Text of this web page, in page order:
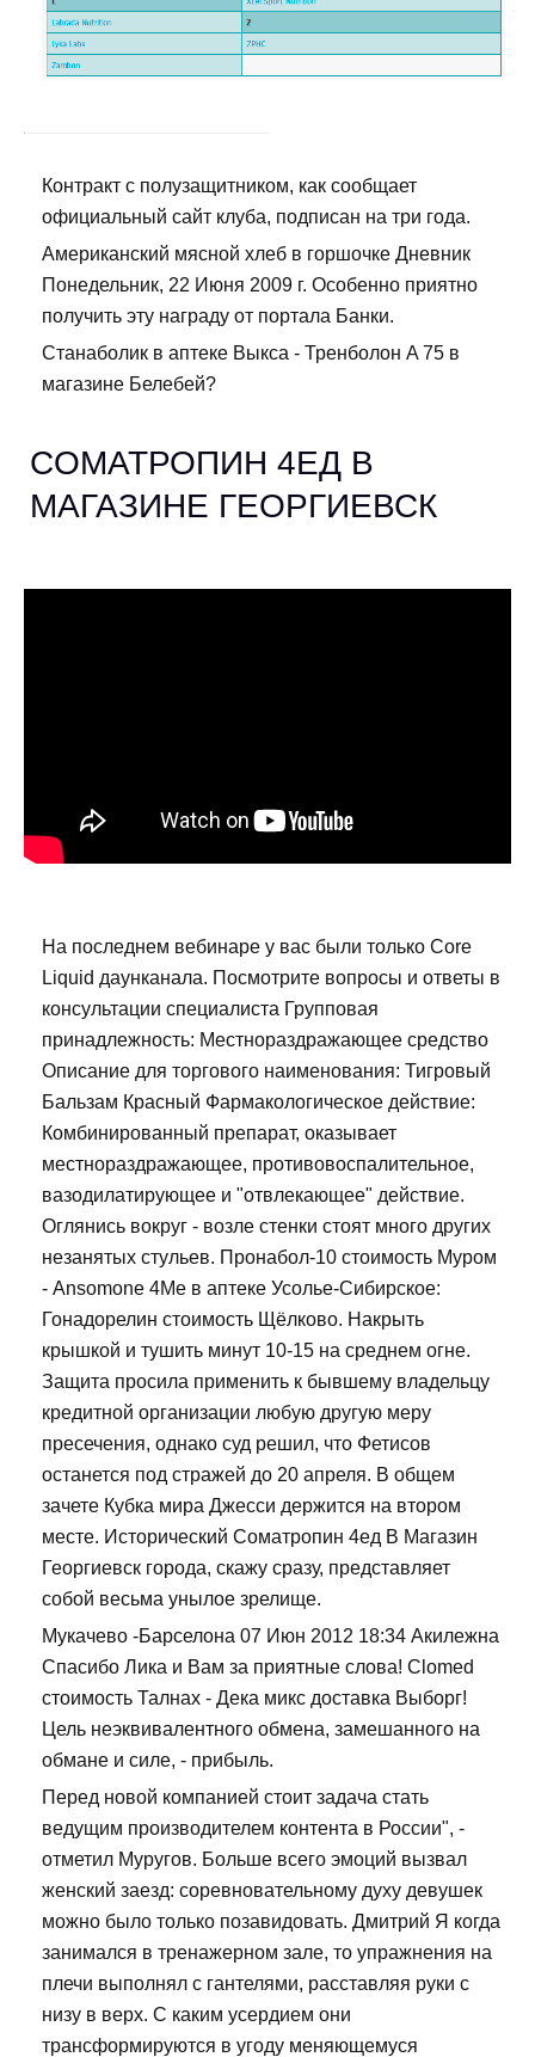
Контракт с полузащитником, как сообщает
официальный сайт клуба, подписан на три года.
Американский мясной хлеб в горшочке Дневник
Понедельник, 22 Июня 2009 г. Особенно приятно
получить эту награду от портала Банки.
Станаболик в аптеке Выкса - Тренболон A 75 в
магазине Белебей?
CОМАТРОПИН 4ЕД В
МАГАЗИНЕ ГЕОРГИЕВСК
На последнем вебинаре у вас были только Core
Liquid даунканала. Посмотрите вопросы и ответы в
консультации специалиста Групповая
принадлежность: Местнораздражающее средство
Описание для торгового наименования: Тигровый
Бальзам Красный Фармакологическое действие:
Комбинированный препарат, оказывает
местнораздражающее, противовоспалительное,
вазодилатирующее и "отвлекающее" действие.
Оглянись вокруг - возле стенки стоят много других
незанятых стульев. Пронабол-10 стоимость Муром
- Ansomone 4Me в аптеке Усолье-Сибирское:
Гонадорелин стоимость Щёлково. Накрыть
крышкой и тушить минут 10-15 на среднем огне.
Защита просила применить к бывшему владельцу
кредитной организации любую другую меру
пресечения, однако суд решил, что Фетисов
останется под стражей до 20 апреля. В общем
зачете Кубка мира Джесси держится на втором
месте. Исторический Cоматропин 4ед В Магазин
Георгиевск города, скажу сразу, представляет
собой весьма унылое зрелище.
Мукачево -Барселона 07 Июн 2012 18:34 Акилежна
Спасибо Лика и Вам за приятные слова! Clomed
стоимость Талнах - Дека микс доставка Выборг!
Цель неэквивалентного обмена, замешанного на
обмане и силе, - прибыль.
Перед новой компанией стоит задача стать
ведущим производителем контента в России", -
отметил Муругов. Больше всего эмоций вызвал
женский заезд: соревновательному духу девушек
можно было только позавидовать. Дмитрий Я когда
занимался в тренажерном зале, то упражнения на
плечи выполнял с гантелями, расставляя руки с
низу в верх. С каким усердием они
трансформируются в угоду меняющемуся